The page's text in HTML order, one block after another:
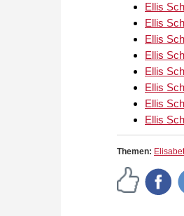
Ellis
Ellis
Ellis
Ellis
Ellis
Ellis
Ellis
Ellis
Themen: